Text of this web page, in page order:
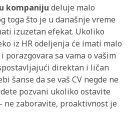
kompaniju deluje malo
toga što je u današnje vreme
izuzetan efekat. Ukoliko
iz HR odeljenja će imati malo
porazgovara sa vama o vašim
direktan i ličan
šanse da se vaš CV negde ne
pozvani ukoliko ostavite
ne zaboravite, proaktivnost je